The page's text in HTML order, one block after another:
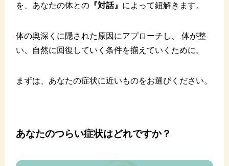
を、あなたの体との 『対話』 によって紐解きます。
体の奥深くに隠された原因にアプローチし、 体が整
い、自然に回復していく条件を揃えていくために。
まずは、あなたの症状に近いものをお選びください。
あなたのつらい症状はどれですか？